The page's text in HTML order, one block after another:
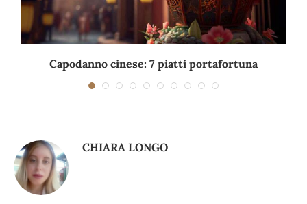
Capodanno cinese: 7 piatti portafortuna
CHIARA LONGO